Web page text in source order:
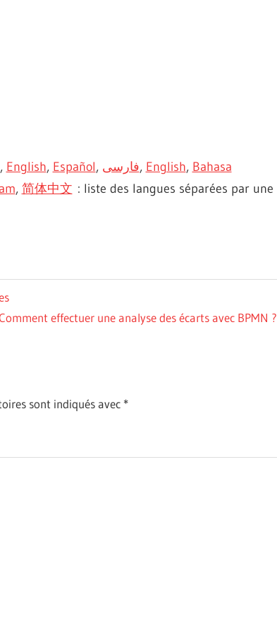
, English, Español, فارسی, English, Bahasa
, 简体中文 : liste des langues séparées par une
effectuer une analyse des écarts avec BPMN ?
sont indiqués avec *